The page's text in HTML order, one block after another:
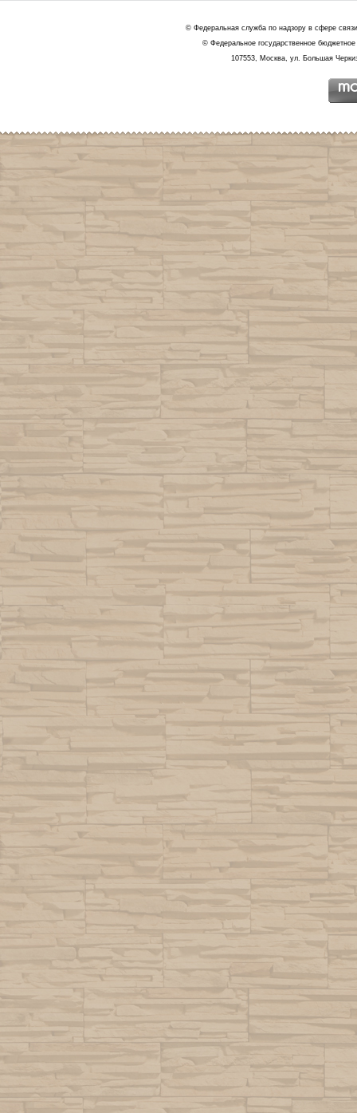
© Федеральная служба по надзору в сфере
© Федеральное государственное
107553, Москва, ул. Большая